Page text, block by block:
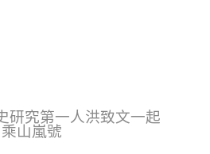
研究第一人洪致文一起
乘山嵐號